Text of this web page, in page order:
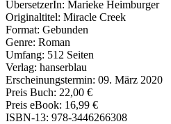
ÜbersetzerIn: Marieke Heimburger
Originaltitel: Miracle Creek
Format: Gebunden
Genre: Roman
Umfang: 512 Seiten
Verlag: hanserblau
Erscheinungstermin: 09. März 2020
Preis Buch: 22,00 €
Preis eBook: 16,99 €
ISBN-13: 978-3446266308